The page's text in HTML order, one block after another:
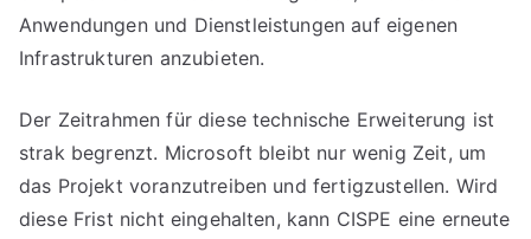
Anwendungen und Dienstleistungen auf eigenen
Infrastrukturen anzubieten.
Der Zeitrahmen für diese technische Erweiterung ist
strak begrenzt. Microsoft bleibt nur wenig Zeit, um
das Projekt voranzutreiben und fertigzustellen. Wird
diese Frist nicht eingehalten, kann CISPE eine erneute